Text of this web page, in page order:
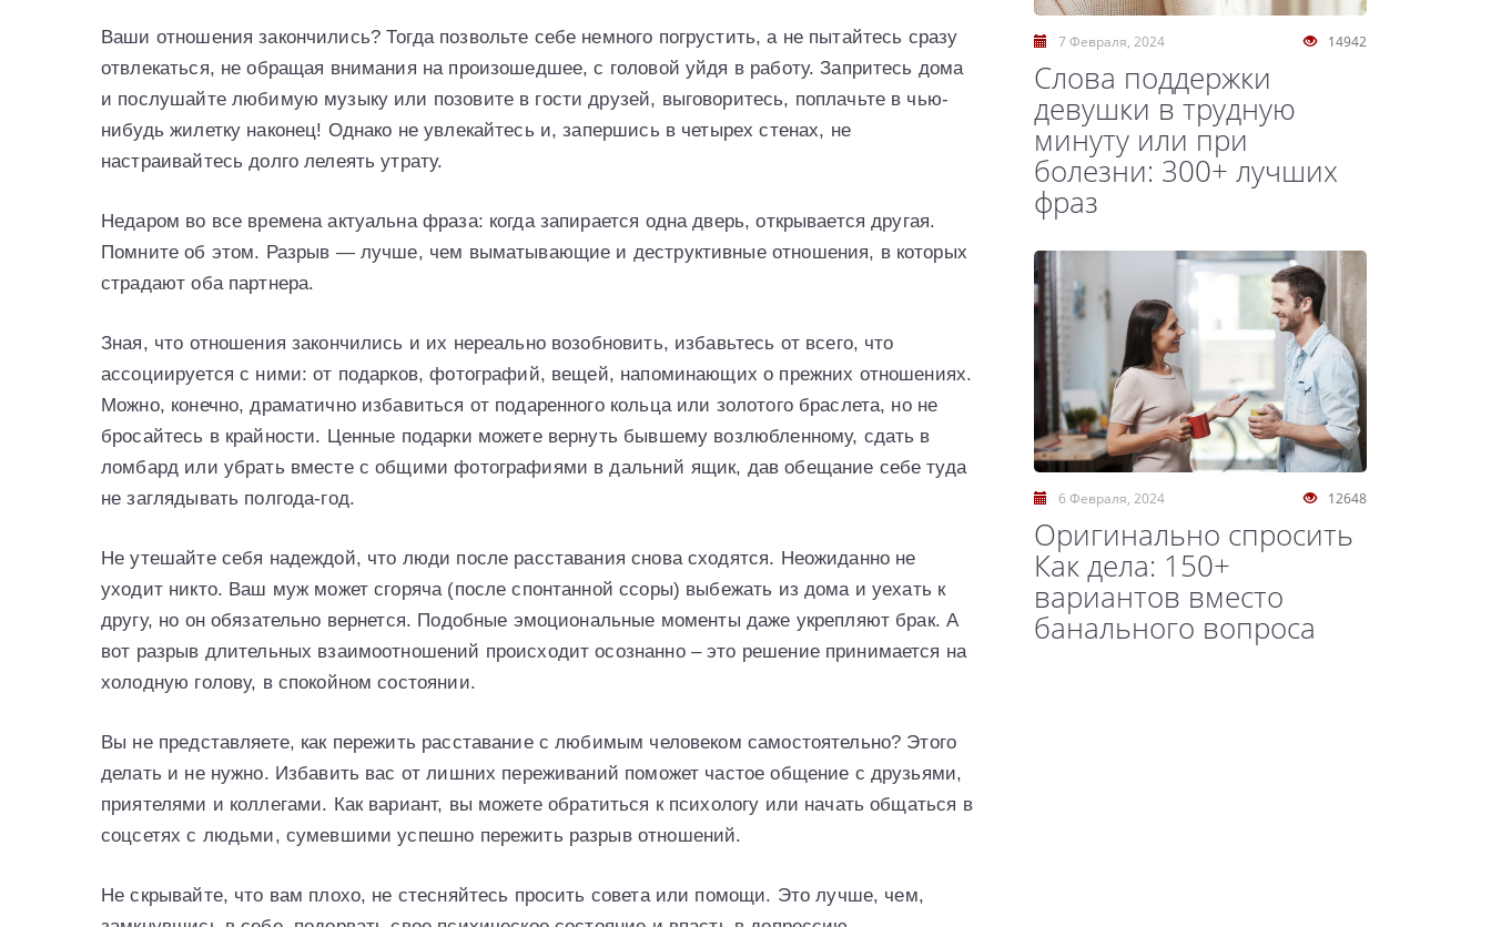
Ваши отношения закончились? Тогда позвольте себе немного погрустить, а не пытайтесь сразу
отвлекаться, не обращая внимания на произошедшее, с головой уйдя в работу. Запритесь дома
и послушайте любимую музыку или позовите в гости друзей, выговоритесь, поплачьте в чью-
нибудь жилетку наконец! Однако не увлекайтесь и, запершись в четырех стенах, не
настраивайтесь долго лелеять утрату.
Недаром во все времена актуальна фраза: когда запирается одна дверь, открывается другая.
Помните об этом. Разрыв — лучше, чем выматывающие и деструктивные отношения, в которых
страдают оба партнера.
Зная, что отношения закончились и их нереально возобновить, избавьтесь от всего, что
ассоциируется с ними: от подарков, фотографий, вещей, напоминающих о прежних отношениях.
Можно, конечно, драматично избавиться от подаренного кольца или золотого браслета, но не
бросайтесь в крайности. Ценные подарки можете вернуть бывшему возлюбленному, сдать в
ломбард или убрать вместе с общими фотографиями в дальний ящик, дав обещание себе туда
не заглядывать полгода-год.
Не утешайте себя надеждой, что люди после расставания снова сходятся. Неожиданно не
уходит никто. Ваш муж может сгоряча (после спонтанной ссоры) выбежать из дома и уехать к
другу, но он обязательно вернется. Подобные эмоциональные моменты даже укрепляют брак. А
вот разрыв длительных взаимоотношений происходит осознанно – это решение принимается на
холодную голову, в спокойном состоянии.
Вы не представляете, как пережить расставание с любимым человеком самостоятельно? Этого
делать и не нужно. Избавить вас от лишних переживаний поможет частое общение с друзьями,
приятелями и коллегами. Как вариант, вы можете обратиться к психологу или начать общаться в
соцсетях с людьми, сумевшими успешно пережить разрыв отношений.
Не скрывайте, что вам плохо, не стесняйтесь просить совета или помощи. Это лучше, чем,
14942
7 Февраля, 2024
Слова поддержки
девушки в трудную
минуту или при
болезни: 300+ лучших
фраз
12648
6 Февраля, 2024
Оригинально спросить
Как дела: 150+
вариантов вместо
банального вопроса